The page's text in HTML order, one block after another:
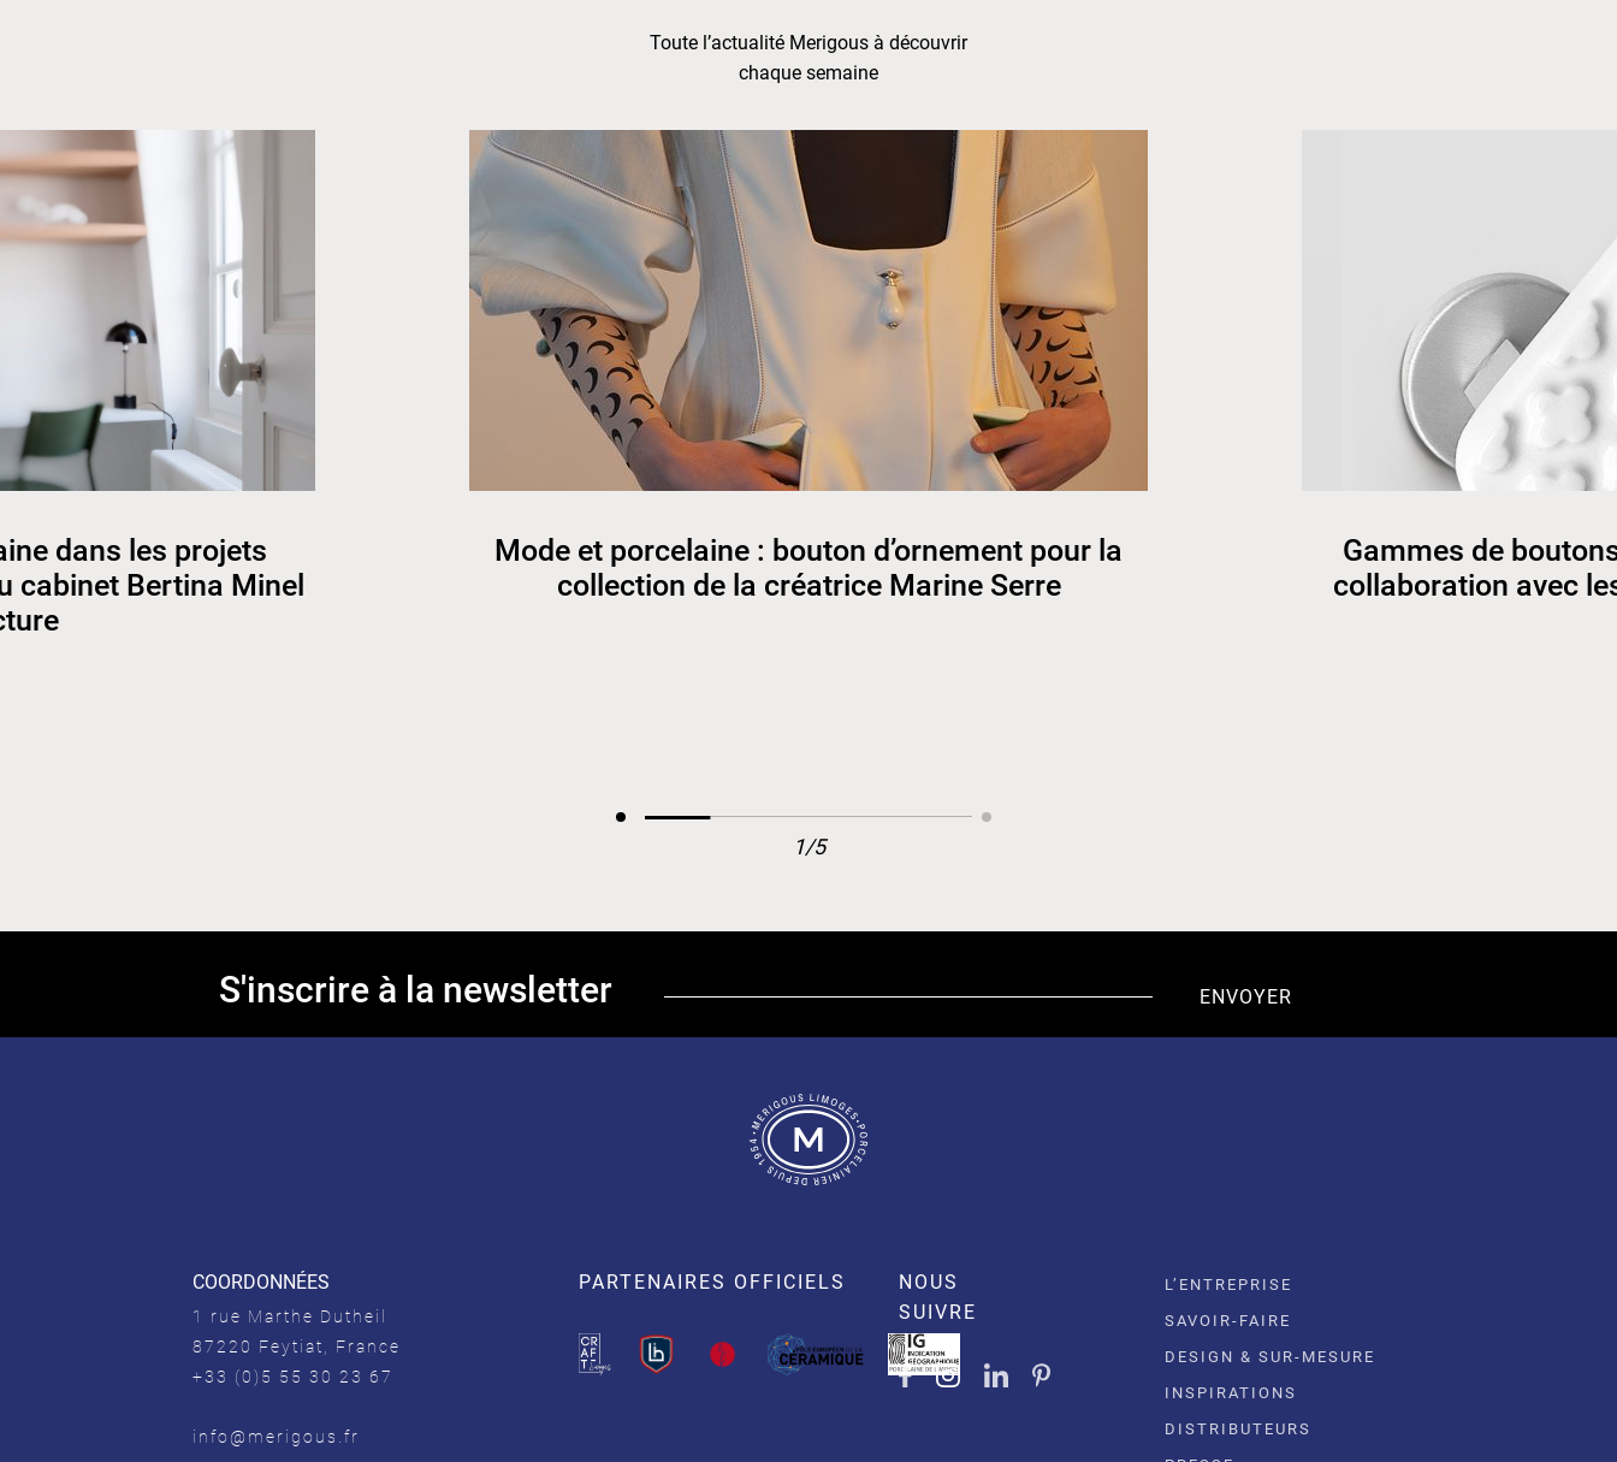
Toute l’actualité Merigous à découvrir
chaque semaine
dans les projets
cabinet Bertina Minel
Mode et porcelaine : bouton d’ornement pour la
collection de la créatrice Marine Serre
Gammes de
collaboration avec
1/5
S'inscrire à la newsletter
COORDONNÉES
1 rue Marthe Dutheil
87220 Feytiat, France
+33 (0)5 55 30 23 67
info@merigous.fr
PARTENAIRES OFFICIELS
NOUS
SUIVRE
L’ENTREPRISE
SAVOIR-FAIRE
DESIGN & SUR-MESURE
INSPIRATIONS
DISTRIBUTEURS